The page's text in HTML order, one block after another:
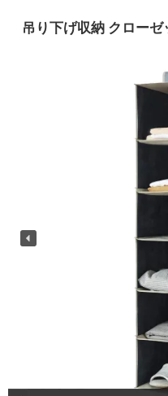
吊り下げ収納 クローゼ